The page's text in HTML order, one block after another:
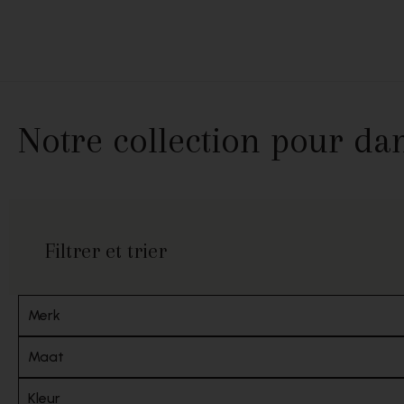
Notre collection pour
Filtrer et trier
Merk
Maat
Kleur